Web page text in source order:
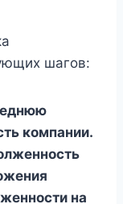
шагов:
компании.
на